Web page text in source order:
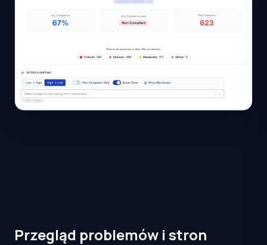
Przegląd problemów i stron